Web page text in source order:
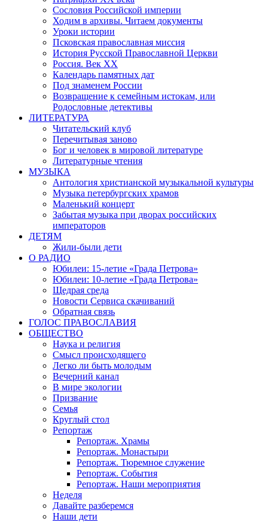
Сословия Российской империи
Ходим в архивы. Читаем документы
Уроки истории
Псковская православная миссия
История Русской Православной Церкви
Россия. Век ХХ
Календарь памятных дат
Под знаменем России
Возвращение к семейным истокам, или
Родословные детективы
ЛИТЕРАТУРА
Читательский клуб
Перечитывая заново
Бог и человек в мировой литературе
Литературные чтения
МУЗЫКА
Антология христианской музыкальной культуры
Музыка петербургских храмов
Маленький концерт
Забытая музыка при дворах российских
императоров
ДЕТЯМ
Жили-были дети
О РАДИО
Юбилеи: 15-летие «Града Петрова»
Юбилеи: 10-летие «Града Петрова»
Щедрая среда
Новости Сервиса скачиваний
Обратная связь
ГОЛОС ПРАВОСЛАВИЯ
ОБЩЕСТВО
Наука и религия
Смысл происходящего
Легко ли быть молодым
Вечерний канал
В мире экологии
Призвание
Семья
Круглый стол
Репортаж
Репортаж. Храмы
Репортаж. Монастыри
Репортаж. Тюремное служение
Репортаж. События
Репортаж. Наши мероприятия
Неделя
Давайте разберемся
Наши дети